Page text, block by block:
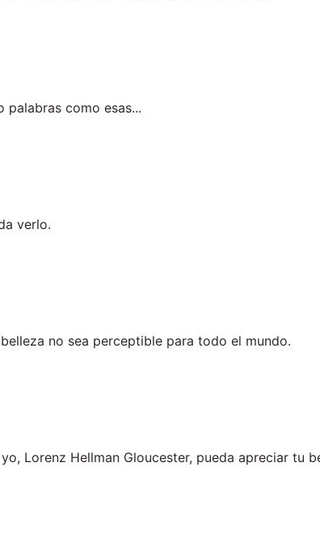
palabras como esas...
verlo.
no sea perceptible para todo el mundo.
Lorenz Hellman Gloucester, pueda apreciar tu